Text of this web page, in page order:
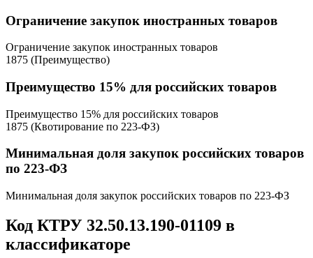
Ограничение закупок иностранных товаров
Ограничение закупок иностранных товаров
1875 (Преимущество)
Преимущество 15% для российских товаров
Преимущество 15% для российских товаров
1875 (Квотирование по 223-ФЗ)
Минимальная доля закупок российских товаров
по 223-ФЗ
Минимальная доля закупок российских товаров по 223-ФЗ
Код КТРУ 32.50.13.190-01109 в
классификаторе